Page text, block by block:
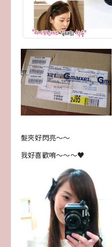
髮夾好閃亮～～
我好喜歡唷～～～♥